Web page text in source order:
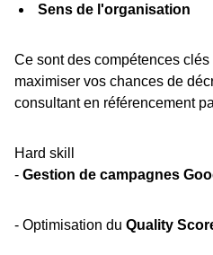
Sens de l'organisation
Ce sont des compétences
maximiser vos chances de
consultant en référencement
Hard skill
- Gestion de campagnes
- Optimisation du Quality